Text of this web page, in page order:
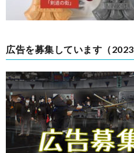
広告を募集しています（2023